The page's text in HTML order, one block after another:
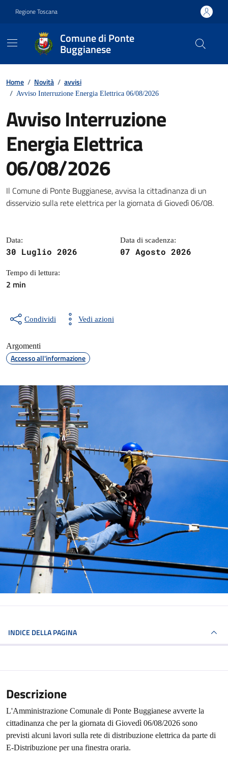
Regione Toscana
Comune di Ponte
Buggianese
Contenuti in evidenza
Home / Novità / avvisi
/ Avviso Interruzione Energia Elettrica 06/08/2026
Avviso Interruzione
Energia Elettrica
06/08/2026
Dettagli della notizia
Il Comune di Ponte Buggianese, avvisa la cittadinanza di un
disservizio sulla rete elettrica per la giornata di Giovedì 06/08.
Data:
30 Luglio 2026
Data di scadenza:
07 Agosto 2026
Tempo di lettura:
2 min
Condividi Vedi azioni
Argomenti
Accesso all'informazione
INDICE DELLA PAGINA
Descrizione
L'Amministrazione Comunale di Ponte Buggianese avverte la
cittadinanza che per la giornata di Giovedì 06/08/2026 sono
previsti alcuni lavori sulla rete di distribuzione elettrica da parte di
E-Distribuzione per una finestra oraria.